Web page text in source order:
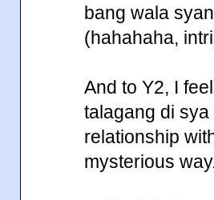
bang wala
(hahahaha,
And to Y2, I
talagang di
relationship
mysterious